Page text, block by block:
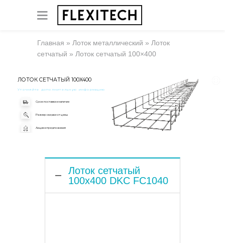
Главная » Лоток металлический » Лоток
сетчатый » Лоток сетчатый 100×400
ЛОТОК СЕТЧАТЫЙ 100X400
Уточняйте дополнительную информацию
Срок поставки и наличие
Размер скидки от цены
Акции и предложения
Лоток сетчатый
100x400 DKC FC1040